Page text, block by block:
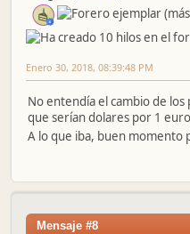
Enero 30, 2018, 08:39:48 PM
No entendía el cambio de
que serían dolares por 1
A lo que iba, buen momento
Mensaje #8